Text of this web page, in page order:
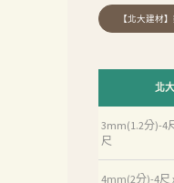
北
3mm(1.2分)-4
尺
4mm(2分)-4尺